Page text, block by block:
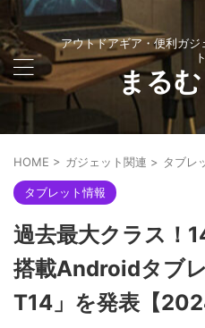
アウトドアギア・便利ガ
ト
まる
HOME > ガジェット関連 > タブレ
タブレット情報
過去最大クラス！
搭載Androidタブ
T14」を発表【